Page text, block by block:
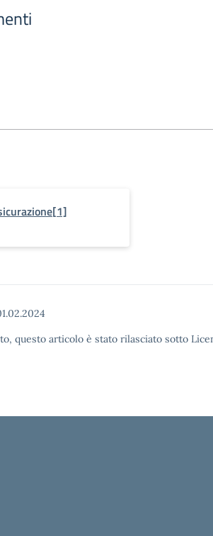
questo articolo è stato rilasciato sotto